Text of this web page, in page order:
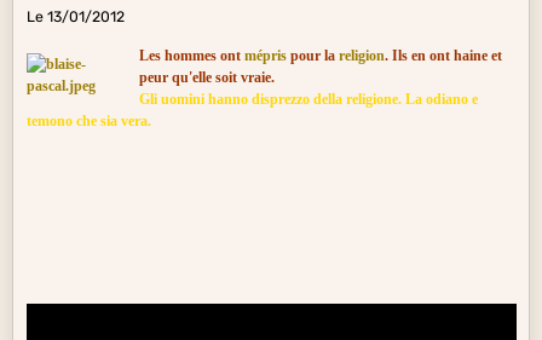
Le 13/01/2012
Les hommes ont méprispour la religion. Ils en ont haine et
peur qu'elle soit vraie.
Gli uomini hanno disprezzo della religione. La odiano e
temono che sia vera.